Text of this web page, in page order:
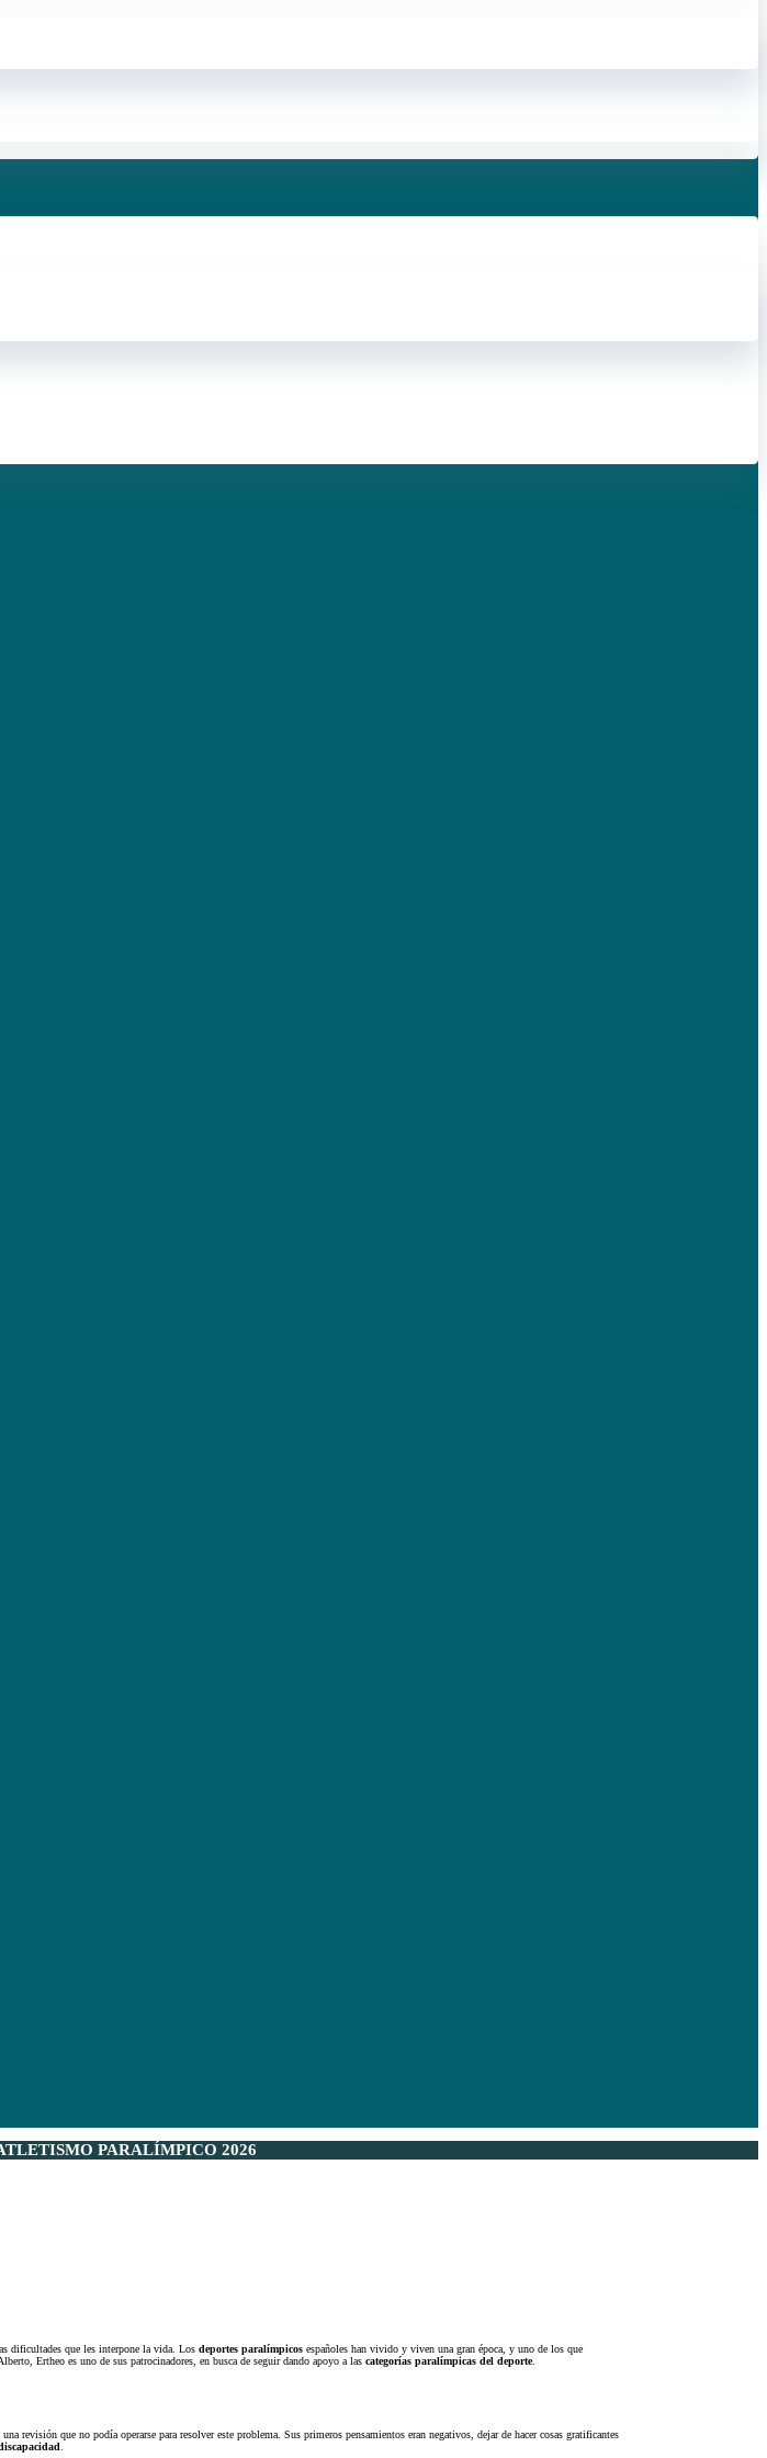
PARALÍMPICO 2026
dificultades que les interpone la vida. Los deportes paralímpicos españoles han vivido y viven una gran época, y uno de los que
Ertheo es uno de sus patrocinadores, en busca de seguir dando apoyo a las categorías paralímpicas del deporte.
que no podía operarse para resolver este problema. Sus primeros pensamientos eran negativos, dejar de hacer cosas gratificantes
.